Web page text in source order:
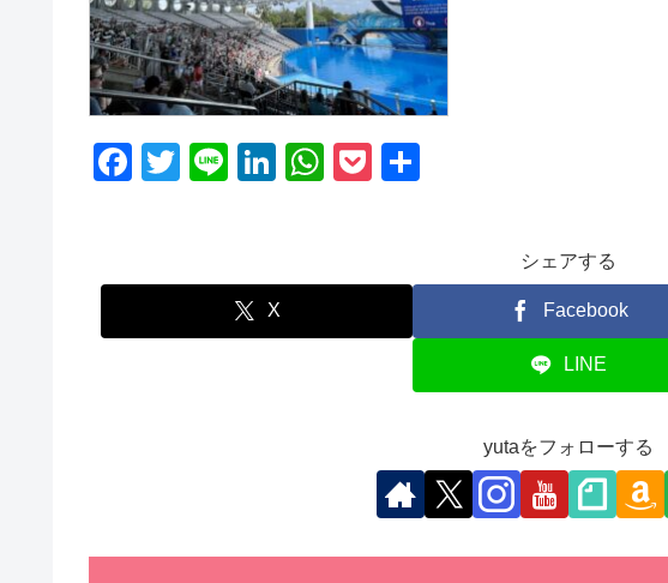
F
e
T
er
Li
Li
e
dI
W
s
P
et
シェアする
X Facebook
LINE
yutaをフォローする